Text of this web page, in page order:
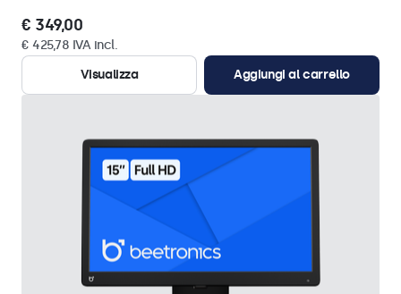
€ 349,00
€ 425,78 IVA incl.
Visualizza
Aggiungi al carrello